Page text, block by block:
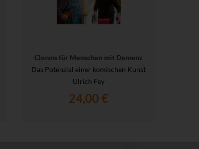
Clowns für Menschen mit Demenz
Das Potenzial einer komischen Kunst
Ulrich Fey
24,00 €